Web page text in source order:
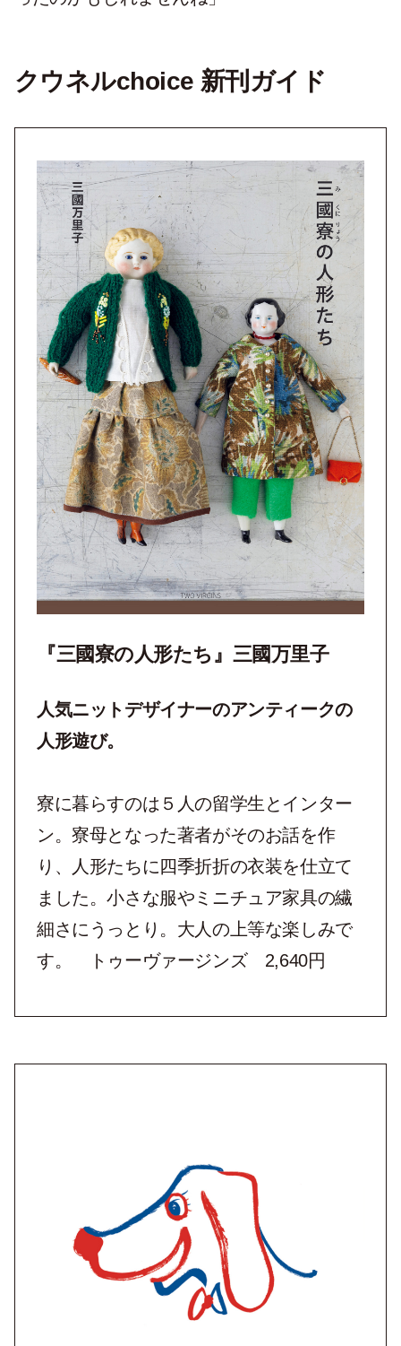
クウネルchoice 新刊ガイド
『三國寮の人形たち』三國万里子
人気ニットデザイナーのアンティークの
人形遊び。
寮に暮らすのは５人の留学生とインター
ン。寮母となった著者がそのお話を作
り、人形たちに四季折折の衣装を仕立て
ました。小さな服やミニチュア家具の繊
細さにうっとり。大人の上等な楽しみで
す。 トゥーヴァージンズ 2,640円